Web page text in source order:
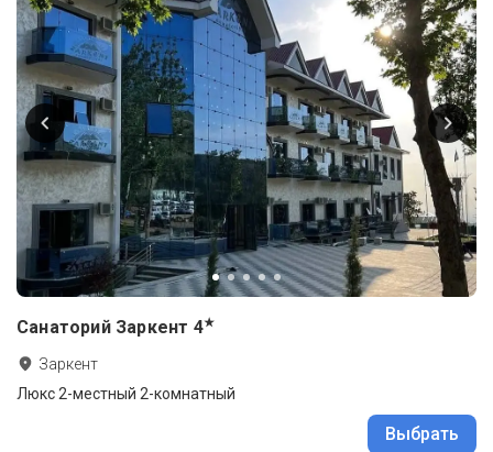
Санаторий Заркент 4★
Заркент
Люкс 2-местный 2-комнатный
Выбрать